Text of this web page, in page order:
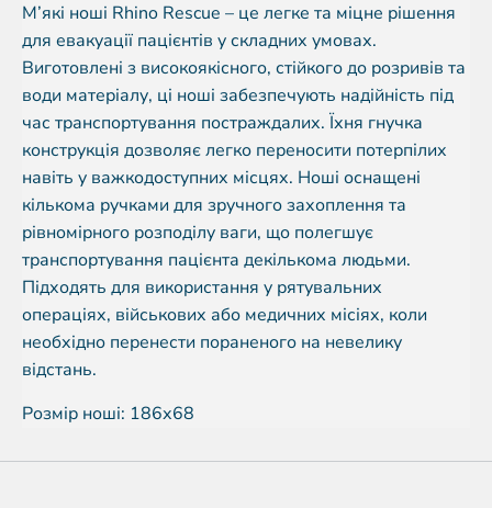
М’які ноші Rhino Rescue – це легке та міцне рішення
для евакуації пацієнтів у складних умовах.
Виготовлені з високоякісного, стійкого до розривів та
води матеріалу, ці ноші забезпечують надійність під
час транспортування постраждалих. Їхня гнучка
конструкція дозволяє легко переносити потерпілих
навіть у важкодоступних місцях. Ноші оснащені
кількома ручками для зручного захоплення та
рівномірного розподілу ваги, що полегшує
транспортування пацієнта декількома людьми.
Підходять для використання у рятувальних
операціях, військових або медичних місіях, коли
необхідно перенести пораненого на невелику
відстань.
Розмір ноші: 186х68